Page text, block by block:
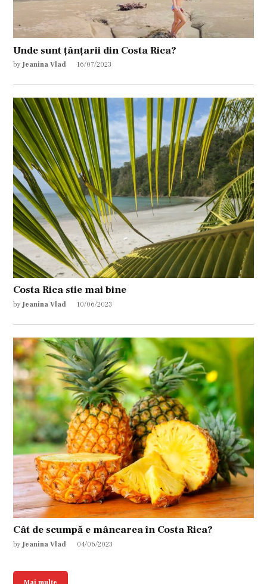
Unde sunt țânțarii din Costa Rica?
by Jeanina Vlad 16/07/2023
Costa Rica stie mai bine
by Jeanina Vlad 10/06/2023
Cât de scumpă e mâncarea în Costa Rica?
by Jeanina Vlad 04/06/2023